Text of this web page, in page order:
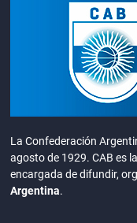
La Confederación
agosto de 1929. CAB es
encargada de difundir,
Argentina.